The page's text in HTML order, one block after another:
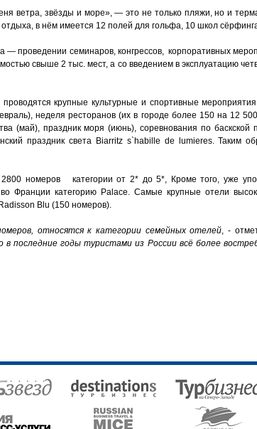
ветра, звёзды и море», — это не только пляжи, но и
в нём имеется 12 полей для гольфа, 10 школ
— проведении семинаров, конгрессов, корпоративных
свыше 2 тыс. мест, а со введением в эксплуатацию
крупные культурные и спортивные
неделя ресторанов (их в городе более 150 на 12
(май), праздник моря (июнь), соревнования по баскской
праздник света Вiarritz s`habille de lumieres. Таким
номеров категории от 2* до 5*, Кроме того, уже
Франции категорию Palace. Самые крупные отели
Blu (150 номеров).
относятся к категории семейных отелей, -
последние годы туристами из России всё более